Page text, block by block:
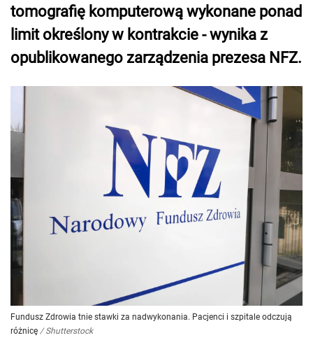
tomografię komputerową wykonane ponad
limit określony w kontrakcie - wynika z
opublikowanego zarządzenia prezesa NFZ.
Fundusz Zdrowia tnie stawki za nadwykonania. Pacjenci i szpitale odczują
różnicę / Shutterstock